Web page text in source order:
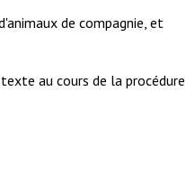
de compagnie, et
au cours de la procédure